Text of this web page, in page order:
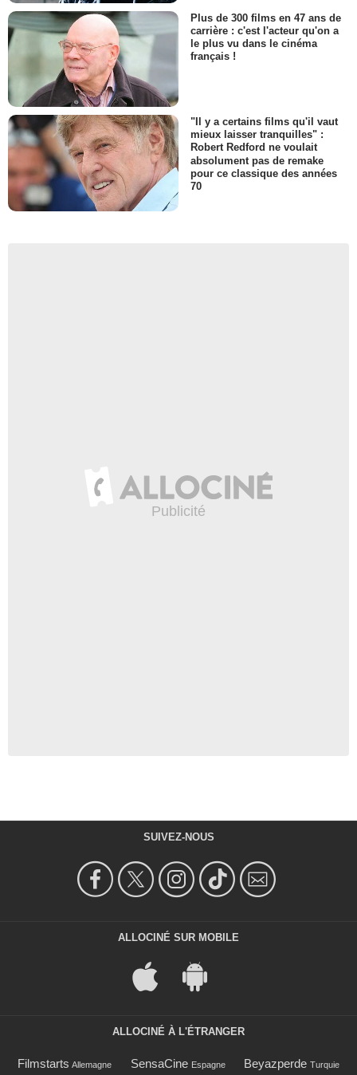
Plus de 300 films en 47 ans de
carrière : c'est l'acteur qu'on a
le plus vu dans le cinéma
français !
"Il y a certains films qu'il vaut
mieux laisser tranquilles" :
Robert Redford ne voulait
absolument pas de remake
pour ce classique des années
70
SUIVEZ-NOUS
ALLOCINÉ SUR MOBILE
ALLOCINÉ À L'ÉTRANGER
Filmstarts Allemagne SensaCine Espagne Beyazperde Turquie